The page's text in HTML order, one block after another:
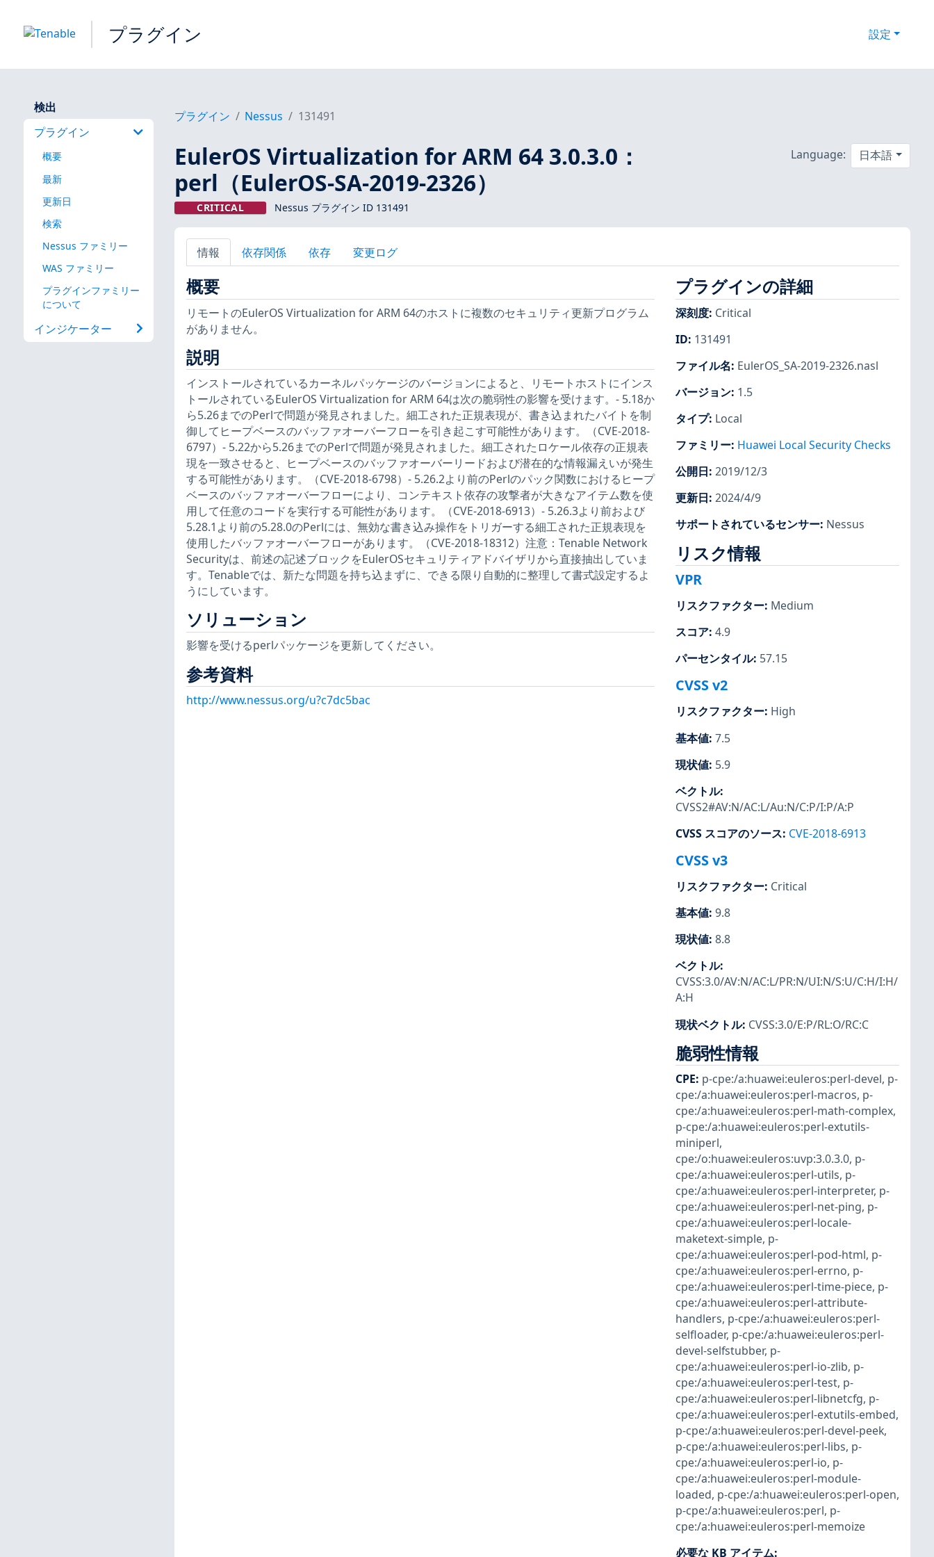
プラグイン 設定
検出
プラグイン
概要
最新
更新日
検索
Nessus ファミリー
WAS ファミリー
プラグインファミリー
について
インジケーター
プラグイン Nessus 131491
EulerOS Virtualization for ARM 64 3.0.3.0：
perl（EulerOS-SA-2019-2326）
CRITICAL Nessus プラグイン ID 131491
Language: 日本語
情報 依存関係 依存 変更ログ
概要
リモートのEulerOS Virtualization for ARM 64のホストに複数のセキュリティ更新プログラム
がありません。
説明
インストールされているカーネルパッケージのバージョンによると、リモートホストにインス
トールされているEulerOS Virtualization for ARM 64は次の脆弱性の影響を受けます。- 5.18か
ら5.26までのPerlで問題が発見されました。細工された正規表現が、書き込まれたバイトを制
御してヒープベースのバッファオーバーフローを引き起こす可能性があります。（CVE-2018-
6797）- 5.22から5.26までのPerlで問題が発見されました。細工されたロケール依存の正規表
現を一致させると、ヒープベースのバッファオーバーリードおよび潜在的な情報漏えいが発生
する可能性があります。（CVE-2018-6798）- 5.26.2より前のPerlのパック関数におけるヒープ
ベースのバッファオーバーフローにより、コンテキスト依存の攻撃者が大きなアイテム数を使
用して任意のコードを実行する可能性があります。（CVE-2018-6913）- 5.26.3より前および
5.28.1より前の5.28.0のPerlには、無効な書き込み操作をトリガーする細工された正規表現を
使用したバッファオーバーフローがあります。（CVE-2018-18312）注意：Tenable Network
Securityは、前述の記述ブロックをEulerOSセキュリティアドバイザリから直接抽出していま
す。Tenableでは、新たな問題を持ち込まずに、できる限り自動的に整理して書式設定するよ
うにしています。
ソリューション
影響を受けるperlパッケージを更新してください。
参考資料
http://www.nessus.org/u?c7dc5bac
プラグインの詳細
深刻度: Critical
ID: 131491
ファイル名: EulerOS_SA-2019-2326.nasl
バージョン: 1.5
タイプ: Local
ファミリー: Huawei Local Security Checks
公開日: 2019/12/3
更新日: 2024/4/9
サポートされているセンサー: Nessus
リスク情報
VPR
リスクファクター: Medium
スコア: 4.9
パーセンタイル: 57.15
CVSS v2
リスクファクター: High
基本値: 7.5
現状値: 5.9
ベクトル:
CVSS2#AV:N/AC:L/Au:N/C:P/I:P/A:P
CVSS スコアのソース: CVE-2018-6913
CVSS v3
リスクファクター: Critical
基本値: 9.8
現状値: 8.8
ベクトル:
CVSS:3.0/AV:N/AC:L/PR:N/UI:N/S:U/C:H/I:H/
A:H
現状ベクトル: CVSS:3.0/E:P/RL:O/RC:C
脆弱性情報
CPE: p-cpe:/a:huawei:euleros:perl-devel, p-
cpe:/a:huawei:euleros:perl-macros, p-
cpe:/a:huawei:euleros:perl-math-complex,
p-cpe:/a:huawei:euleros:perl-extutils-
miniperl,
cpe:/o:huawei:euleros:uvp:3.0.3.0, p-
cpe:/a:huawei:euleros:perl-utils, p-
cpe:/a:huawei:euleros:perl-interpreter, p-
cpe:/a:huawei:euleros:perl-net-ping, p-
cpe:/a:huawei:euleros:perl-locale-
maketext-simple, p-
cpe:/a:huawei:euleros:perl-pod-html, p-
cpe:/a:huawei:euleros:perl-errno, p-
cpe:/a:huawei:euleros:perl-time-piece, p-
cpe:/a:huawei:euleros:perl-attribute-
handlers, p-cpe:/a:huawei:euleros:perl-
selfloader, p-cpe:/a:huawei:euleros:perl-
devel-selfstubber, p-
cpe:/a:huawei:euleros:perl-io-zlib, p-
cpe:/a:huawei:euleros:perl-test, p-
cpe:/a:huawei:euleros:perl-libnetcfg, p-
cpe:/a:huawei:euleros:perl-extutils-embed,
p-cpe:/a:huawei:euleros:perl-devel-peek,
p-cpe:/a:huawei:euleros:perl-libs, p-
cpe:/a:huawei:euleros:perl-io, p-
cpe:/a:huawei:euleros:perl-module-
loaded, p-cpe:/a:huawei:euleros:perl-open,
p-cpe:/a:huawei:euleros:perl, p-
cpe:/a:huawei:euleros:perl-memoize
必要な KB アイテム: